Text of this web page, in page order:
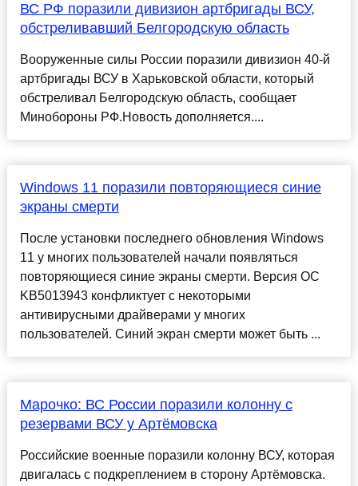
ВС РФ поразили дивизион артбригады ВСУ,
обстреливавший Белгородскую область
Вооруженные силы России поразили дивизион 40-й
артбригады ВСУ в Харьковской области, который
обстреливал Белгородскую область, сообщает
Минобороны РФ.Новость дополняется....
Windows 11 поразили повторяющиеся синие
экраны смерти
После установки последнего обновления Windows
11 у многих пользователей начали появляться
повторяющиеся синие экраны смерти. Версия ОС
KB5013943 конфликтует с некоторыми
антивирусными драйверами у многих
пользователей. Синий экран смерти может быть ...
Марочко: ВС России поразили колонну с
резервами ВСУ у Артёмовска
Российские военные поразили колонну ВСУ, которая
двигалась с подкреплением в сторону Артёмовска.